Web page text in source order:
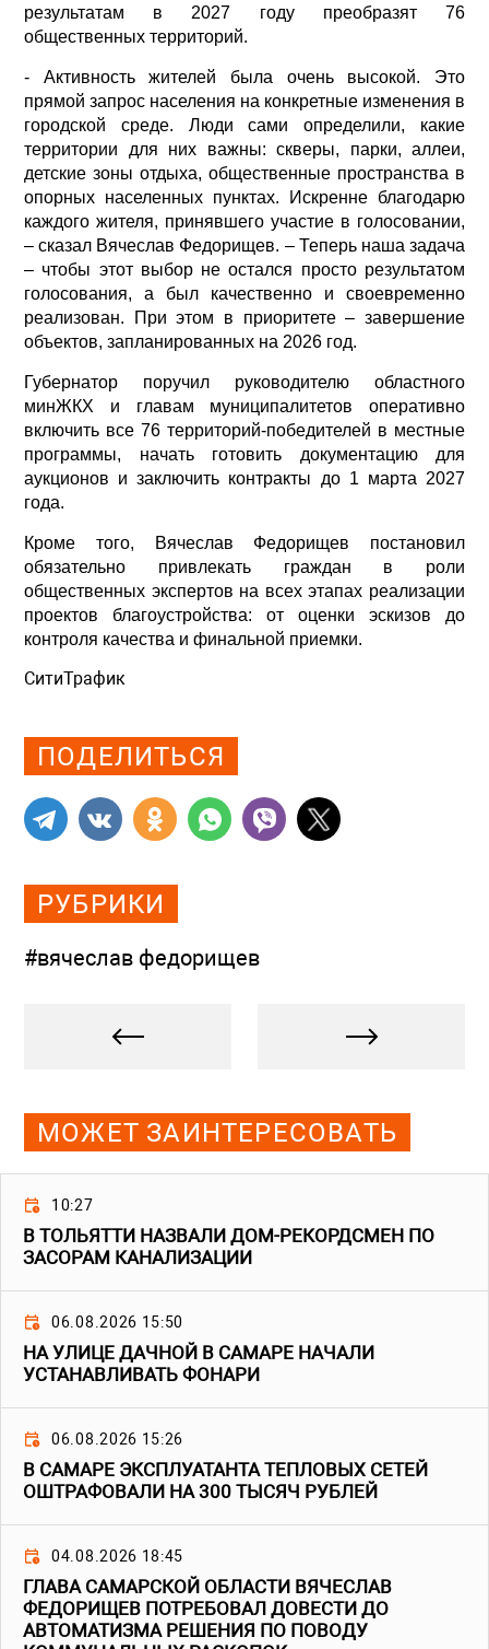
результатам в 2027 году преобразят 76
общественных территорий.
- Активность жителей была очень высокой. Это
прямой запрос населения на конкретные изменения в
городской среде. Люди сами определили, какие
территории для них важны: скверы, парки, аллеи,
детские зоны отдыха, общественные пространства в
опорных населенных пунктах. Искренне благодарю
каждого жителя, принявшего участие в голосовании,
– сказал Вячеслав Федорищев. – Теперь наша задача
– чтобы этот выбор не остался просто результатом
голосования, а был качественно и своевременно
реализован. При этом в приоритете – завершение
объектов, запланированных на 2026 год.
Губернатор поручил руководителю областного
минЖКХ и главам муниципалитетов оперативно
включить все 76 территорий-победителей в местные
программы, начать готовить документацию для
аукционов и заключить контракты до 1 марта 2027
года.
Кроме того, Вячеслав Федорищев постановил
обязательно привлекать граждан в роли
общественных экспертов на всех этапах реализации
проектов благоустройства: от оценки эскизов до
контроля качества и финальной приемки.
СитиТрафик
ПОДЕЛИТЬСЯ
РУБРИКИ
#вячеслав федорищев
МОЖЕТ ЗАИНТЕРЕСОВАТЬ
10:27
В ТОЛЬЯТТИ НАЗВАЛИ ДОМ-РЕКОРДСМЕН ПО
ЗАСОРАМ КАНАЛИЗАЦИИ
06.08.2026 15:50
НА УЛИЦЕ ДАЧНОЙ В САМАРЕ НАЧАЛИ
УСТАНАВЛИВАТЬ ФОНАРИ
06.08.2026 15:26
В САМАРЕ ЭКСПЛУАТАНТА ТЕПЛОВЫХ СЕТЕЙ
ОШТРАФОВАЛИ НА 300 ТЫСЯЧ РУБЛЕЙ
04.08.2026 18:45
ГЛАВА САМАРСКОЙ ОБЛАСТИ ВЯЧЕСЛАВ
ФЕДОРИЩЕВ ПОТРЕБОВАЛ ДОВЕСТИ ДО
АВТОМАТИЗМА РЕШЕНИЯ ПО ПОВОДУ